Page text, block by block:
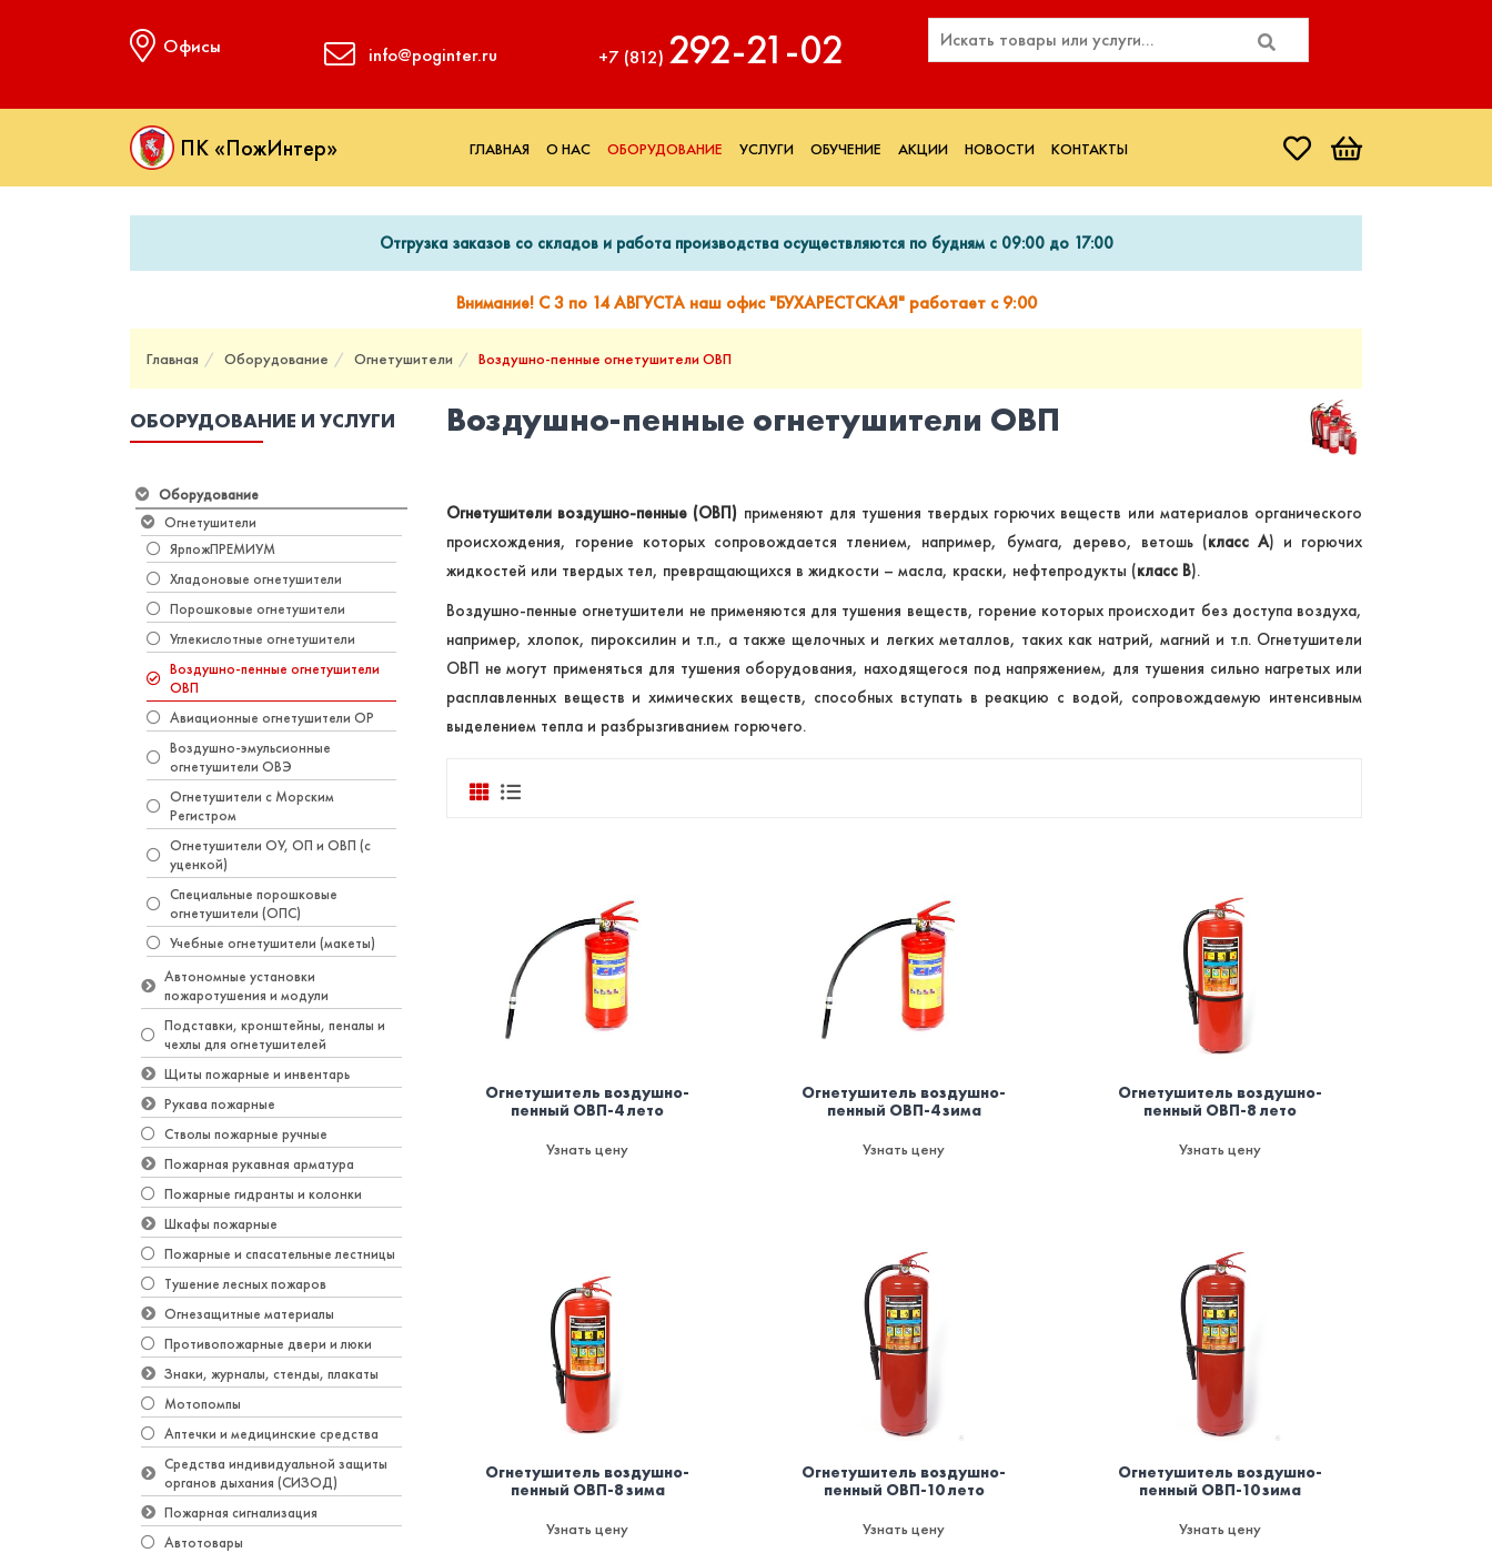
Офисы info@poginter.ru +7 (812) 292‑21‑02
ПК «ПожИнтер» ГЛАВНАЯ О НАС ОБОРУДОВАНИЕ УСЛУГИ ОБУЧЕНИЕ АКЦИИ НОВОСТИ КОНТАКТЫ
Отгрузка заказов со складов и работа производства осуществляются по будням с 09:00 до 17:00
Внимание! С 3 по 14 АВГУСТА наш офис "БУХАРЕСТСКАЯ" работает с 9:00
Главная Оборудование Огнетушители Воздушно-пенные огнетушители ОВП
ОБОРУДОВАНИЕ И УСЛУГИ
Оборудование
Огнетушители
ЯрпожПРЕМИУМ
Хладоновые огнетушители
Порошковые огнетушители
Углекислотные огнетушители
Воздушно-пенные огнетушители
ОВП
Авиационные огнетушители ОР
Воздушно-эмульсионные
огнетушители ОВЭ
Огнетушители с Морским
Регистром
Огнетушители ОУ, ОП и ОВП (с
уценкой)
​Специальные порошковые
огнетушители (ОПС)
Учебные огнетушители (макеты)
Автономные установки
пожаротушения и модули
Подставки, кронштейны, пеналы и
чехлы для огнетушителей
Щиты пожарные и инвентарь
Рукава пожарные
Стволы пожарные ручные
Пожарная рукавная арматура
Пожарные гидранты и колонки
Шкафы пожарные
Пожарные и спасательные лестницы
Тушение лесных пожаров
Огнезащитные материалы
Противопожарные двери и люки
Знаки, журналы, стенды, плакаты
Мотопомпы
Аптечки и медицинские средства
Средства индивидуальной защиты
органов дыхания (СИЗОД)
Пожарная сигнализация
Автотовары
Воздушно-пенные огнетушители ОВП
Огнетушители воздушно-пенные (ОВП) применяют для тушения твердых горючих веществ или материалов органического
происхождения, горение которых сопровождается тлением, например, бумага, дерево, ветошь (класс А) и горючих
жидкостей или твердых тел, превращающихся в жидкости – масла, краски, нефтепродукты (класс В).
Воздушно-пенные огнетушители не применяются для тушения веществ, горение которых происходит без доступа воздуха,
например, хлопок, пироксилин и т.п., а также щелочных и легких металлов, таких как натрий, магний и т.п. Огнетушители
ОВП не могут применяться для тушения оборудования, находящегося под напряжением, для тушения сильно нагретых или
расплавленных веществ и химических веществ, способных вступать в реакцию с водой, сопровождаемую интенсивным
выделением тепла и разбрызгиванием горючего.
Огнетушитель воздушно-
пенный ОВП-4 лето
Узнать цену
Огнетушитель воздушно-
пенный ОВП-4 зима
Узнать цену
Огнетушитель воздушно-
пенный ОВП-8 лето
Узнать цену
Огнетушитель воздушно-
пенный ОВП-8 зима
Узнать цену
Огнетушитель воздушно-
пенный ОВП-10 лето
Узнать цену
Огнетушитель воздушно-
пенный ОВП-10 зима
Узнать цену